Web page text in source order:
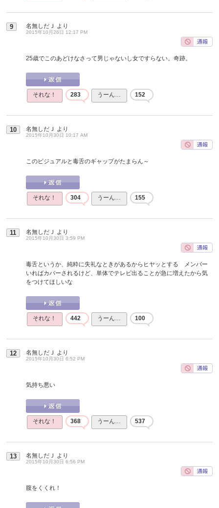
9 名無しだＪ より
2015年10月26日 12:17 PM
25歳でこのあどけなさって男じゃないし女ですらない。奇跡。
それな！ 283 うーん… 152
10 名無しだＪ より
2015年10月30日 10:17 AM
このビジュアルと毒舌のギャップがたまらん～
それな！ 304 うーん… 155
11 名無しだＪ より
2015年10月30日 3:59 PM
毒舌というか、純粋に失礼なときがあるからヒヤッとする メンバー
いればカバーされるけど、単体でテレビ出ることが急に増えたから気
をつけてほしいな
それな！ 442 うーん… 100
12 名無しだＪ より
2015年10月30日 6:52 PM
気持ち悪い
それな！ 368 うーん… 537
13 名無しだＪ より
2015年10月30日 6:56 PM
腹をくくれ！